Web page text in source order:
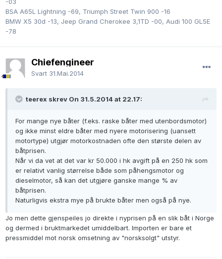
-03
BSA A65L Lightning -69, Triumph Street Twin 900 -16
BMW X5 30d -13, Jeep Grand Cherokee 3,1TD -00, Audi 100 GL5E
-78
Chiefengineer
Svart 31.Mai.2014
teerex skrev On 31.5.2014 at 22.17:
For mange nye båter (f.eks. raske båter med utenbordsmotor)
og ikke minst eldre båter med nyere motorisering (uansett
motortype) utgjør motorkostnaden ofte den største delen av
båtprisen.
Når vi da vet at det var kr 50.000 i hk avgift på en 250 hk som
er relativt vanlig størrelse både som påhengsmotor og
dieselmotor, så kan det utgjøre ganske mange % av
båtprisen.
Naturligvis ekstra mye på brukte båter men også på nye.
Jo men dette gjenspeiles jo direkte i nyprisen på en slik båt i Norge
og dermed i bruktmarkedet umiddelbart. Importen er bare et
pressmiddel mot norsk omsetning av "norsksolgt" utstyr.